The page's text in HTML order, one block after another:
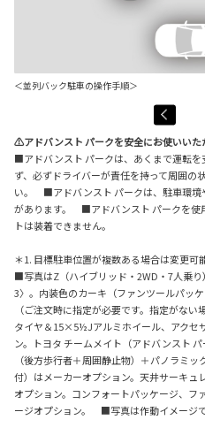
＜並列バック駐車の操作手順＞
⚠アドバンスト パークを安全にお使いいた
■アドバンスト パークは、あくまで運転
ず、必ずドライバーが責任を持って周囲の
い。 ■アドバンスト パークは、駐車環境
があります。 ■アドバンスト パークを使
トは装着できません。
＊1. 目標駐車位置が複数ある場合は変更可能
■写真はZ（ハイブリッド・2WD・7人乗
3〉。内装色のカーキ（ファンツールパッ
（ご注文時に指定が必要です。指定がな
タイヤ＆15×5½Jアルミホイール、アクセ
ン。トヨタ チームメイト（アドバンスト
（後方歩行者＋周囲静止物）＋パノラミ
付）はメーカーオプション。天井サーキュ
オプション。コンフォートパッケージ、フ
ージオプション。 ■写真は作動イメージで